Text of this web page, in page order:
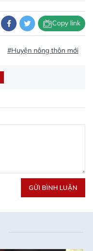
Copy link
#Huyện nông thôn mới
GỬI BÌNH LUẬN